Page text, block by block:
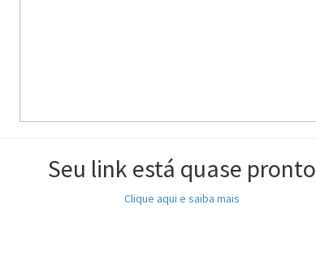
Seu link está quase pronto
Clique aqui e saiba mais